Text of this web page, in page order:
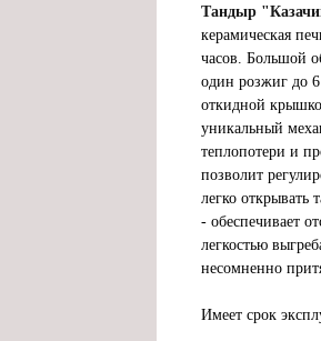
Тандыр
керамическая
часов. Большой
один розжиг до
откидной
уникальный
теплопотери и
позволит
легко открывать
- обеспечивает
легкостью
несомненно
Имеет срок